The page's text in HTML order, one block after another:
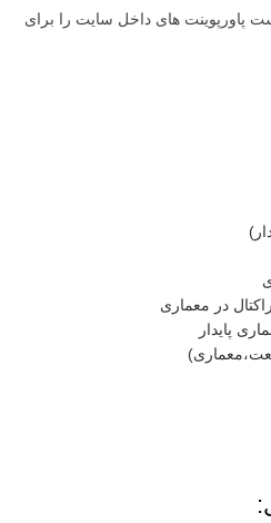
پاورپوینت های داخل سایت را برای
در معماری
پایدار